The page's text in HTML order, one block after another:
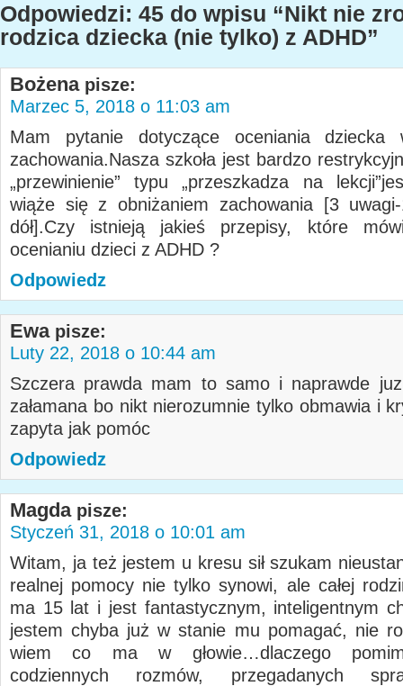
Odpowiedzi: 45 do wpisu “Nikt nie
rodzica dziecka (nie tylko) z ADHD”
Bożena pisze:
Marzec 5, 2018 o 11:03 am
Mam pytanie dotyczące oceniania
zachowania.Nasza szkoła jest bardzo
„przewinienie” typu „przeszkadza na
wiąże się z obniżaniem zachowania [3
dół].Czy istnieją jakieś przepisy, które
ocenianiu dzieci z ADHD ?
Odpowiedz
Ewa pisze:
Luty 22, 2018 o 10:44 am
Szczera prawda mam to samo i naprawde
załamana bo nikt nierozumnie tylko obmawia i
zapyta jak pomóc
Odpowiedz
Magda pisze:
Styczeń 31, 2018 o 10:01 am
Witam, ja też jestem u kresu sił szukam
realnej pomocy nie tylko synowi, ale całej
ma 15 lat i jest fantastycznym, inteligentnym
jestem chyba już w stanie mu pomagać, nie
wiem co ma w głowie…dlaczego
codziennych rozmów, przegadanych